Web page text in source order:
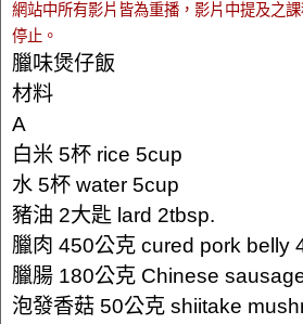
網站中所有影片皆為重播，影片中提及之
停止。
臘味煲仔飯
材料
A
白米 5杯 rice 5cup
水 5杯 water 5cup
豬油 2大匙 lard 2tbsp.
臘肉 450公克 cured pork belly
臘腸 180公克 Chinese
泡發香菇 50公克 shiitake